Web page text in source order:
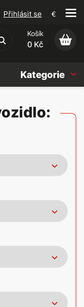
Obchodní podmínky
Přihlásit se €
Košík
0 Kč
Kategorie
Americké vozy